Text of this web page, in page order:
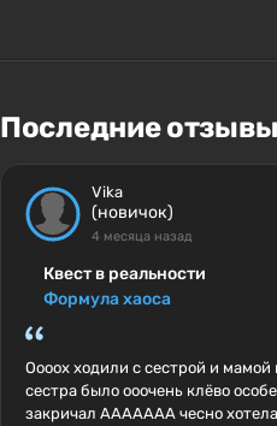
Последние отзывы
Vika
(новичок)
4 месяца назад
Квест в реальности
Формула хаоса
Оооох ходили с сестрой и
сестра было ооочень клёво
закричал ААААААА чесно